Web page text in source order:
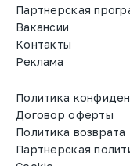
Партнерская
Вакансии
Контакты
Реклама
Политика
Договор оферты
Политика возврата
Партнерская